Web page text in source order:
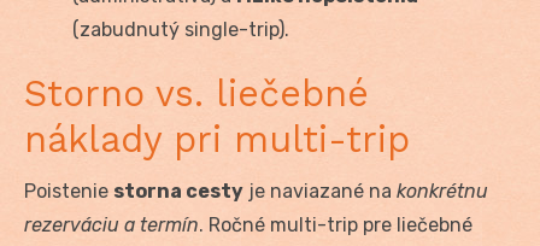
(zabudnutý single-trip).
Storno vs. liečebné
náklady pri multi-trip
Poistenie storna cesty je naviazané na konkrétnu
rezerváciu a termín. Ročné multi-trip pre liečebné